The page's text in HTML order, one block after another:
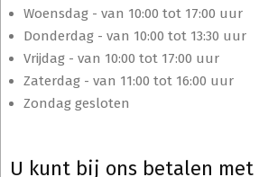
Woensdag - van 10:00 tot 17:00 uur
Donderdag - van 10:00 tot 13:30 uur
Vrijdag - van 10:00 tot 17:00 uur
Zaterdag - van 11:00 tot 16:00 uur
Zondag gesloten
U kunt bij ons betalen met